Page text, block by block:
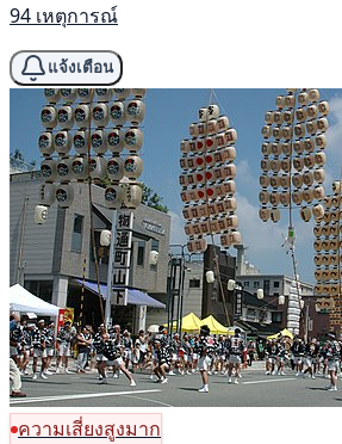
94 เหตุการณ์
แจ้งเตือน
ความเสี่ยงสูงมาก